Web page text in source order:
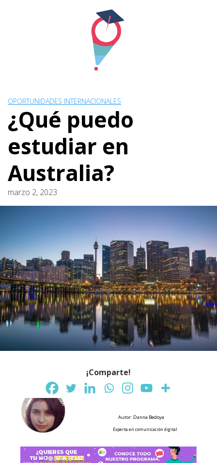
OPORTUNIDADES INTERNACIONALES
¿Qué puedo
estudiar en
Australia?
marzo 2, 2023
¡Comparte!
Autor: Danna Bedoya
Experta en comunicación digital